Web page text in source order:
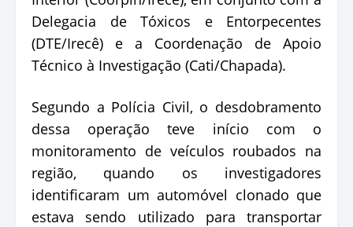
Delegacia de Tóxicos e Entorpecentes
(DTE/Irecê) e a Coordenação de Apoio
Técnico à Investigação (Cati/Chapada).
Segundo a Polícia Civil, o desdobramento
dessa operação teve início com o
monitoramento de veículos roubados na
região, quando os investigadores
identificaram um automóvel clonado que
estava sendo utilizado para transportar